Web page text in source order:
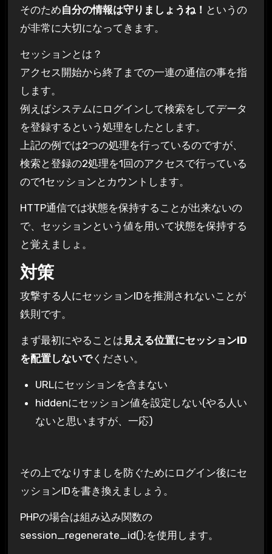
そのため自分の情報は守りましょうね！ というの
が非常に大切になってきます。
セッションとは？
アクセス開始から終了までの一連の通信の事を指
します。
例えばシステムにログインして検索をしてデータ
を登録するという処理をしたとします。
上記の例では2つの処理を行っているのですが、
検索と登録の2処理を1回のアクセスで行っている
ので1セッションとカウントします。
HTTP通信では状態を保持することが出来ないの
で、セッションという値を用いて状態を保持する
と覚えましょ。
対策
攻撃する人にセッションIDを推測されないことが
鉄則です。
まず最初にやることは 見える位置にセッションID
を配置しないでください。
URLにセッションを含まない
hiddenにセッション値を設定しない(やる人い
ないと思いますが、一応)
その上でなりすましを防ぐためにログイン後にセ
ッションIDを書き換えましょう。
PHPの場合は組み込み関数の
session_regenerate_id();を使用します。